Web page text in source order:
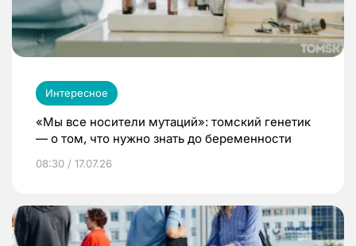
Интересное
«Мы все носители мутаций»: томский генетик
— о том, что нужно знать до беременности
08:30 / 17.07.26